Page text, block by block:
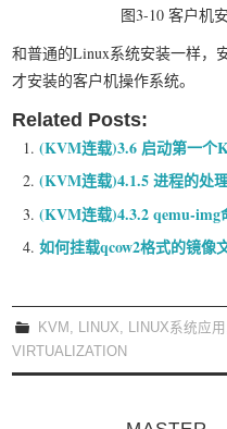
图3-10 客户机
和普通的Linux系统安装一样，
才安装的客户机操作系统。
Related Posts:
(KVM连载)3.6 启动第一个
(KVM连载)4.1.5 进程的处
(KVM连载)4.3.2 qemu-img
如何挂载qcow2格式的镜像
KVM , LINUX, LINUX系统应用
VIRTUALIZATION